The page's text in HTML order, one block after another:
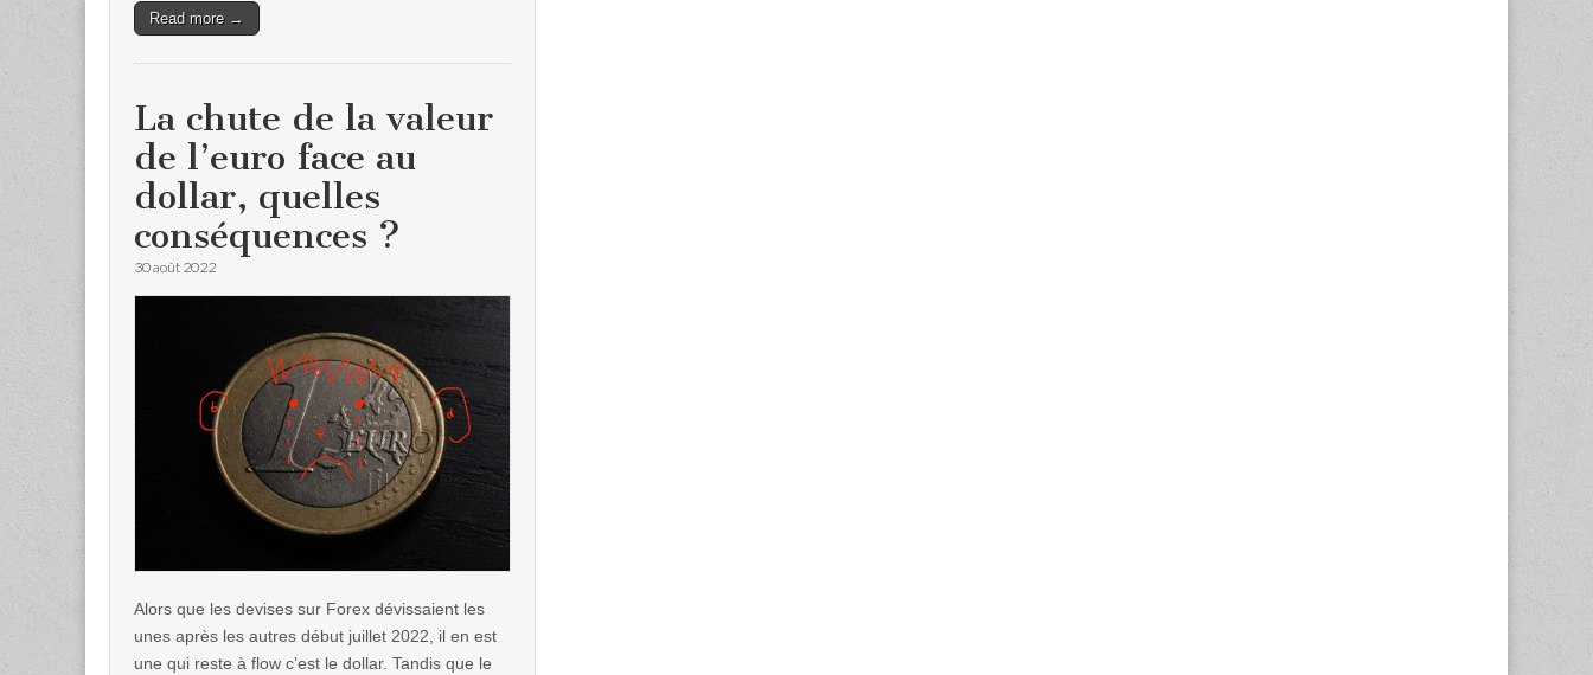
Read more →
La chute de la valeur
de l’euro face au
dollar, quelles
conséquences ?
30 août 2022
Alors que les devises sur Forex dévissaient les
unes après les autres début juillet 2022, il en est
une qui reste à flow c’est le dollar. Tandis que le